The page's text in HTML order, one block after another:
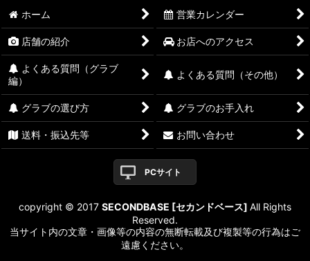
ホーム 営業カレンダー
店舗の紹介 お店へのアクセス
よくある質問（グラブ
編）
よくある質問（その他）
グラブの選び方 グラブのお手入れ
送料・振込先等 お問い合わせ
PCサイト
copyright © 2017 SECONDBASE [セカンドベース] All Rights
Reserved.
当サイト内の文章・画像等の内容の無断転載及び複製等の行為はご
遠慮ください。